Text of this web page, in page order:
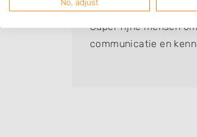
Super fijne mensen
communicatie en
No, adjust